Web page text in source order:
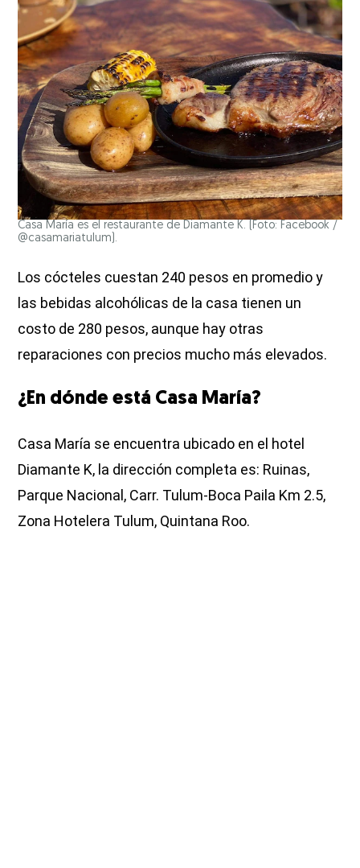
Casa María es el restaurante de Diamante K. (Foto: Facebook /
@casamariatulum).
Los cócteles cuestan 240 pesos en promedio y
las bebidas alcohólicas de la casa tienen un
costo de 280 pesos, aunque hay otras
reparaciones con precios mucho más elevados.
¿En dónde está Casa María?
Casa María se encuentra ubicado en el hotel
Diamante K, la dirección completa es: Ruinas,
Parque Nacional, Carr. Tulum-Boca Paila Km 2.5,
Zona Hotelera Tulum, Quintana Roo.